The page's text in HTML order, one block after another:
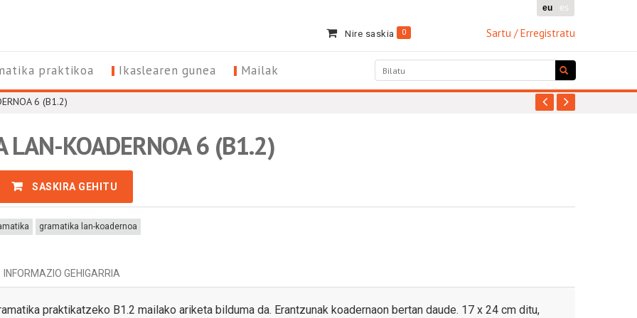
eu es
Nire saskia 0 Sartu / Erregistratu
praktikoa Ikaslearen gunea Mailak
6 (B1.2)
LAN-KOADERNOA 6 (B1.2)
SASKIRA GEHITU
gramatika lan-koadernoa
INFORMAZIO GEHIGARRIA
praktikatzeko B1.2 mailako ariketa bilduma da. Erantzunak koadernaon bertan daude. 17 x 24 cm ditu,